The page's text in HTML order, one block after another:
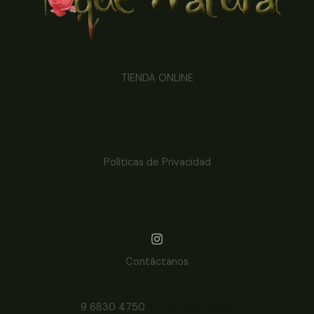
TIENDA ONLINE
Políticas de Privacidad
Contáctanos
9 6830 4750